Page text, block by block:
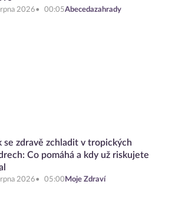
2026 00:05Abecedazahrady
se zdravě zchladit v tropických
Co pomáhá a kdy už riskujete
2026 05:00 Moje Zdraví